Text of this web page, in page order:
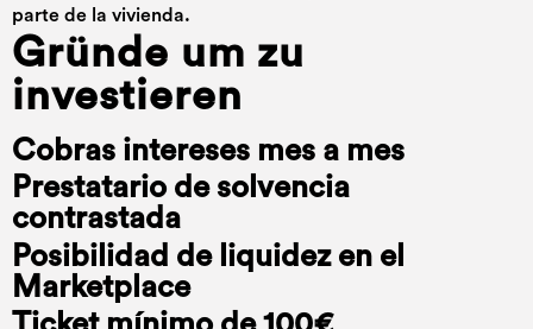
parte de la vivienda.
Gründe um zu
investieren
Cobras intereses mes a mes
Prestatario de solvencia
contrastada
Posibilidad de liquidez en el
Marketplace